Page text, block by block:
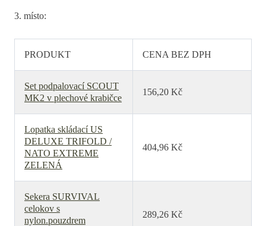
3. místo:
PRODUKT CENA BEZ DPH
Set podpalovací SCOUT
MK2 v plechové krabičce
156,20 Kč
Lopatka skládací US
DELUXE TRIFOLD /
NATO EXTREME
ZELENÁ
404,96 Kč
Sekera SURVIVAL
celokov s
nylon.pouzdrem
289,26 Kč